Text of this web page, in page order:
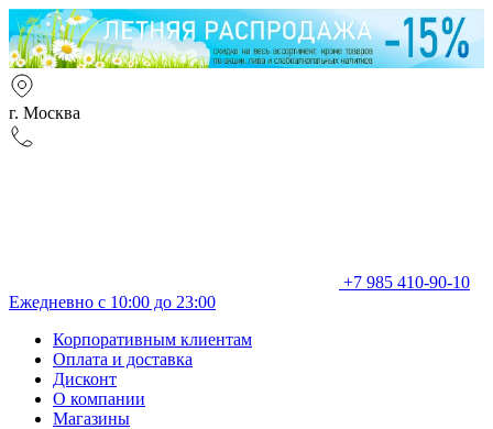
г. Москва
+7 985 410-90-10
Ежедневно с 10:00 до 23:00
Корпоративным клиентам
Оплата и доставка
Дисконт
О компании
Магазины